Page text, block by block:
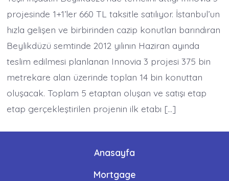
projesinde 1+1’ler 660 TL taksitle satılıyor. İstanbul’un
hızla gelişen ve birbirinden cazip konutları barındıran
Beylikdüzü semtinde 2012 yılının Haziran ayında
teslim edilmesi planlanan Innovia 3 projesi 375 bin
metrekare alan üzerinde toplan 14 bin konuttan
oluşacak. Toplam 5 etaptan oluşan ve satışı etap
etap gerçekleştirilen projenin ilk etabı […]
Anasayfa
Mortgage